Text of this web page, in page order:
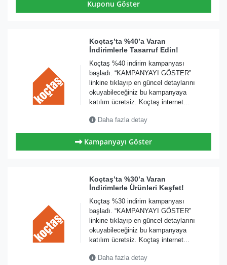
Kuponu Göster
Koçtaş’ta %40’a Varan
İndirimlerle Tasarruf Edin!
Koçtaş %40 indirim kampanyası
başladı. “KAMPANYAYI GÖSTER”
linkine tıklayıp en güncel detaylarını
okuyabileceğiniz bu kampanyaya
katılım ücretsiz. Koçtaş internet...
Daha fazla detay
Kampanyayı Göster
Koçtaş’ta %30’a Varan
İndirimlerle Ürünleri Keşfet!
Koçtaş %30 indirim kampanyası
başladı. “KAMPANYAYI GÖSTER”
linkine tıklayıp en güncel detaylarını
okuyabileceğiniz bu kampanyaya
katılım ücretsiz. Koçtaş internet...
Daha fazla detay